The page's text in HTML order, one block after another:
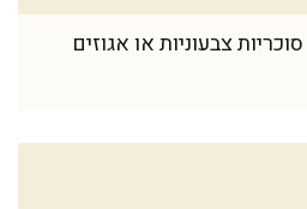
צבעוניות או אגוזים